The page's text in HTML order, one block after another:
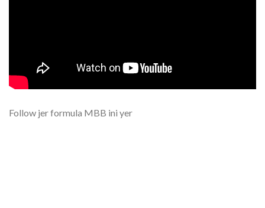
Follow jer formula MBB ini yer